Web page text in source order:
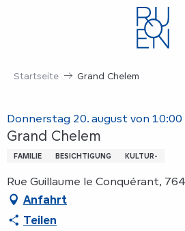
Startseite Grand Chelem
Donnerstag 20. august von 10:00
Grand Chelem
FAMILIE BESICHTIGUNG KULTUR-
Rue Guillaume le Conquérant,
Anfahrt
Teilen